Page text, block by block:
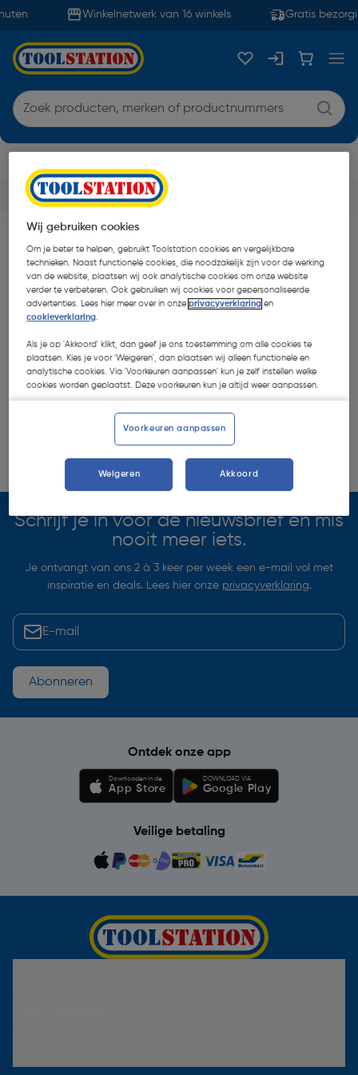
Winkelnetwerk van 16 winkels Gratis
5% click & collect korting met code COLLECT5
Terug naar Deals
Het lijkt erop dat we geen match voor
konden vinden“dewalt-koop-krijg”
Probeer het opnieuw of blader door onze categorie
Schrijf je in voor de nieuwsbrief en mis
nooit meer iets.
Je ontvangt van ons 2 à 3 keer per week een e-mail vol met
inspiratie en deals. Lees hier onze privacyverklaring.
Abonneren
Ontdek onze app
Downloaden in de
App Store
DOWNLOAD VIA
Google Play
Veilige betaling
Wij gebruiken cookies
Om je beter te helpen, gebruikt Toolstation cookies en vergelijkbare
technieken. Naast functionele cookies, die noodzakelijk zijn voor de werking
van de website, plaatsen wij ook analytische cookies om onze website
verder te verbeteren. Ook gebruiken wij cookies voor gepersonaliseerde
advertenties. Lees hier meer over in onzeprivacyverklaring en
cookieverklaring.
Als je op 'Akkoord' klikt, dan geef je ons toestemming om alle cookies te
plaatsen. Kies je voor 'Weigeren', dan plaatsen wij alleen functionele en
analytische cookies. Via 'Voorkeuren aanpassen' kun je zelf instellen welke
cookies worden geplaatst. Deze voorkeuren kun je altijd weer aanpassen.
Voorkeuren aanpassen
Weigeren Akkoord